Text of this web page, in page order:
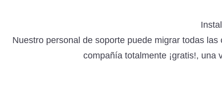
Nuestro personal de soporte puede migrar todas
compañía totalmente ¡gratis!, una